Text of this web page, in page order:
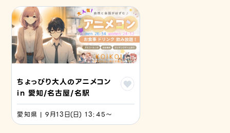
ちょっぴり大人のアニメコン
in 愛知/名古屋/名駅
愛知県 | 9月13日(日) 13:45〜